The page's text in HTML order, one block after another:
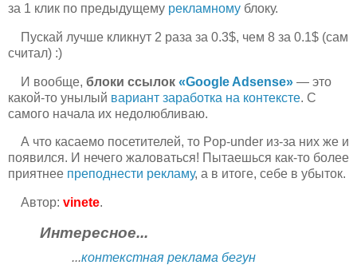
за 1 клик по предыдущему рекламному блоку.
Пускай лучше кликнут 2 раза за 0.3$, чем 8 за 0.1$ (сам
считал) :)
И вообще, блоки ссылок «Google Adsense» — это
какой-то унылый вариант заработка на контексте. С
самого начала их недолюбливаю.
А что касаемо посетителей, то Pop-under из-за них же и
появился. И нечего жаловаться! Пытаешься как-то более
приятнее преподнести рекламу, а в итоге, себе в убыток.
Автор: vinete.
Интересное...
...контекстная реклама бегун